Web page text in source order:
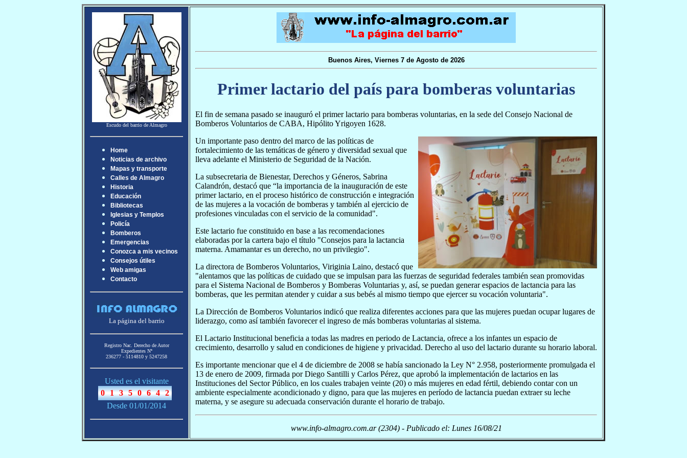
Escudo del barrio de Almagro
Home
Noticias de archivo
Mapas y transporte
Calles de Almagro
Historia
Educación
Bibliotecas
Iglesias y Templos
Policía
Bomberos
Emergencias
Conozca a mis vecinos
Consejos útiles
Web amigas
Contacto
La página del barrio
Registro Nac. Derecho de Autor
Expedientes Nª
236277 - 5114810 y 5247258
Usted es el visitante
Desde 01/01/2014
Buenos Aires, Viernes 7 de Agosto de 2026
Primer lactario del país para bomberas voluntarias
El fin de semana pasado se inauguró el primer lactario para bomberas voluntarias, en la sede del Consejo Nacional de
Bomberos Voluntarios de CABA, Hipólito Yrigoyen 1628.
Un importante paso dentro del marco de las políticas de
fortalecimiento de las temáticas de género y diversidad sexual que
lleva adelante el Ministerio de Seguridad de la Nación.
La subsecretaria de Bienestar, Derechos y Géneros, Sabrina
Calandrón, destacó que “la importancia de la inauguración de este
primer lactario, en el proceso histórico de construcción e integración
de las mujeres a la vocación de bomberas y también al ejercicio de
profesiones vinculadas con el servicio de la comunidad".
Este lactario fue constituido en base a las recomendaciones
elaboradas por la cartera bajo el título "Consejos para la lactancia
materna. Amamantar es un derecho, no un privilegio".
La directora de Bomberos Voluntarios, Viriginia Laino, destacó que
"alentamos que las políticas de cuidado que se impulsan para las fuerzas de seguridad federales también sean promovidas
para el Sistema Nacional de Bomberos y Bomberas Voluntarias y, así, se puedan generar espacios de lactancia para las
bomberas, que les permitan atender y cuidar a sus bebés al mismo tiempo que ejercer su vocación voluntaria".
La Dirección de Bomberos Voluntarios indicó que realiza diferentes acciones para que las mujeres puedan ocupar lugares de
liderazgo, como así también favorecer el ingreso de más bomberas voluntarias al sistema.
El Lactario Institucional beneficia a todas las madres en periodo de Lactancia, ofrece a los infantes un espacio de
crecimiento, desarrollo y salud en condiciones de higiene y privacidad. Derecho al uso del lactario durante su horario laboral.
Es importante mencionar que el 4 de diciembre de 2008 se había sancionado la Ley N° 2.958, posteriormente promulgada el
13 de enero de 2009, firmada por Diego Santilli y Carlos Pérez, que aprobó la implementación de lactarios en las
Instituciones del Sector Público, en los cuales trabajen veinte (20) o más mujeres en edad fértil, debiendo contar con un
ambiente especialmente acondicionado y digno, para que las mujeres en período de lactancia puedan extraer su leche
materna, y se asegure su adecuada conservación durante el horario de trabajo.
www.info-almagro.com.ar (2304) - Publicado el: Lunes 16/08/21